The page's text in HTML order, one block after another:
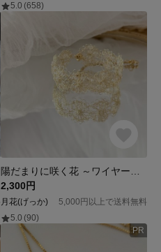
5.0 (658)
2,300円
月花(げっか)
5,000円以上で送料無料
5.0 (90)
PR